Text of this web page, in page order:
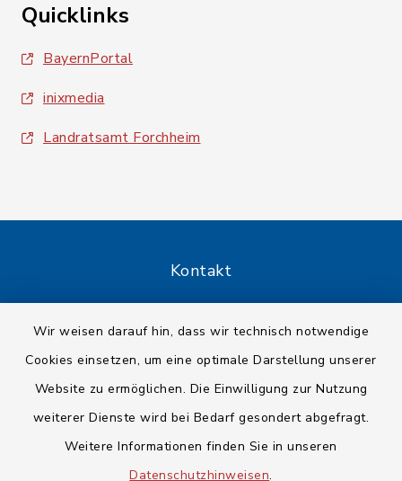
Wir weisen darauf hin, dass wir technisch notwendige
Cookies einsetzen, um eine optimale Darstellung unserer
Website zu ermöglichen. Die Einwilligung zur Nutzung
weiterer Dienste wird bei Bedarf gesondert abgefragt.
Weitere Informationen finden Sie in unseren
Datenschutzhinweisen.
Quicklinks
BayernPortal
inixmedia
Landratsamt Forchheim
Kontakt
Datenschutz
Impressum
Sitemap